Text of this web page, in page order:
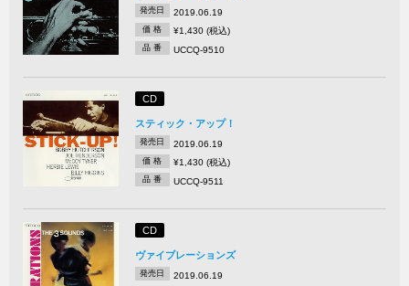
発売日 2019.06.19
価 格 ¥1,430 (税込)
品 番 UCCQ-9510
CD
スティック・アップ！
発売日 2019.06.19
価 格 ¥1,430 (税込)
品 番 UCCQ-9511
CD
ヴァイブレーションズ
発売日 2019.06.19